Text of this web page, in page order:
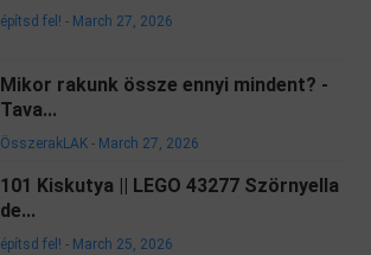
építsd fel! - March 27, 2026
Mikor rakunk össze ennyi mindent? -
Tava...
ÖsszerakLAK - March 27, 2026
101 Kiskutya || LEGO 43277 Szörnyella
de...
építsd fel! - March 25, 2026